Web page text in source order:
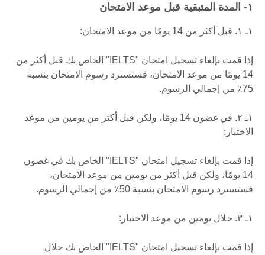
۱- المدة المتبقية قبل موعد الامتحان
۱ـ ۱. قبل أكثر من 14 يومًا من موعد الامتحان:
إذا قمت بإلغاء تسجيل امتحان "IELTS" الخاص بك قبل أكثر من
14 يومًا من موعد الامتحان، فستسترد رسوم الامتحان بنسبة
75٪ من إجمالي الرسوم.
۱ـ ۲. في غضون 14 يومًا، ولكن قبل أكثر من يومين من موعد
الاختبار:
إذا قمت بإلغاء تسجيل امتحان "IELTS" الخاص بك في غضون
14 يومًا، ولكن قبل أكثر من يومين من موعد الامتحان،
فستسترد رسوم الامتحان بنسبة 50٪ من إجمالي الرسوم.
۱ـ ۳. خلال يومين من موعد الاختبار:
إذا قمت بإلغاء تسجيل امتحان "IELTS" الخاص بك خلال